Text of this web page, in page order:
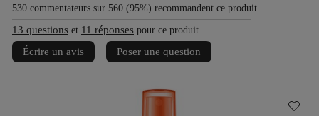
530 commentateurs sur 560 (95%) recommandent ce produit
13 questions et 11 réponses pour ce produit
Écrire un avis Poser une question